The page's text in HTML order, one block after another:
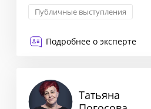
Публичные выступления
Подробнее о эксперте
Татьяна